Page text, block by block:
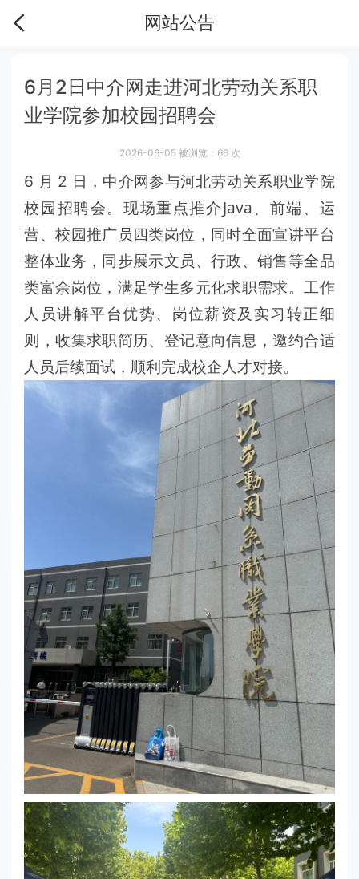
网站公告
6月2日中介网走进河北劳动关系职
业学院参加校园招聘会
2026-06-05 被浏览： 66次
6 月 2 日，中介网参与河北劳动关系职业学院
校园招聘会。现场重点推介Java、前端、运
营、校园推广员四类岗位，同时全面宣讲平台
整体业务，同步展示文员、行政、销售等全品
类富余岗位，满足学生多元化求职需求。工作
人员讲解平台优势、岗位薪资及实习转正细
则，收集求职简历、登记意向信息，邀约合适
人员后续面试，顺利完成校企人才对接。